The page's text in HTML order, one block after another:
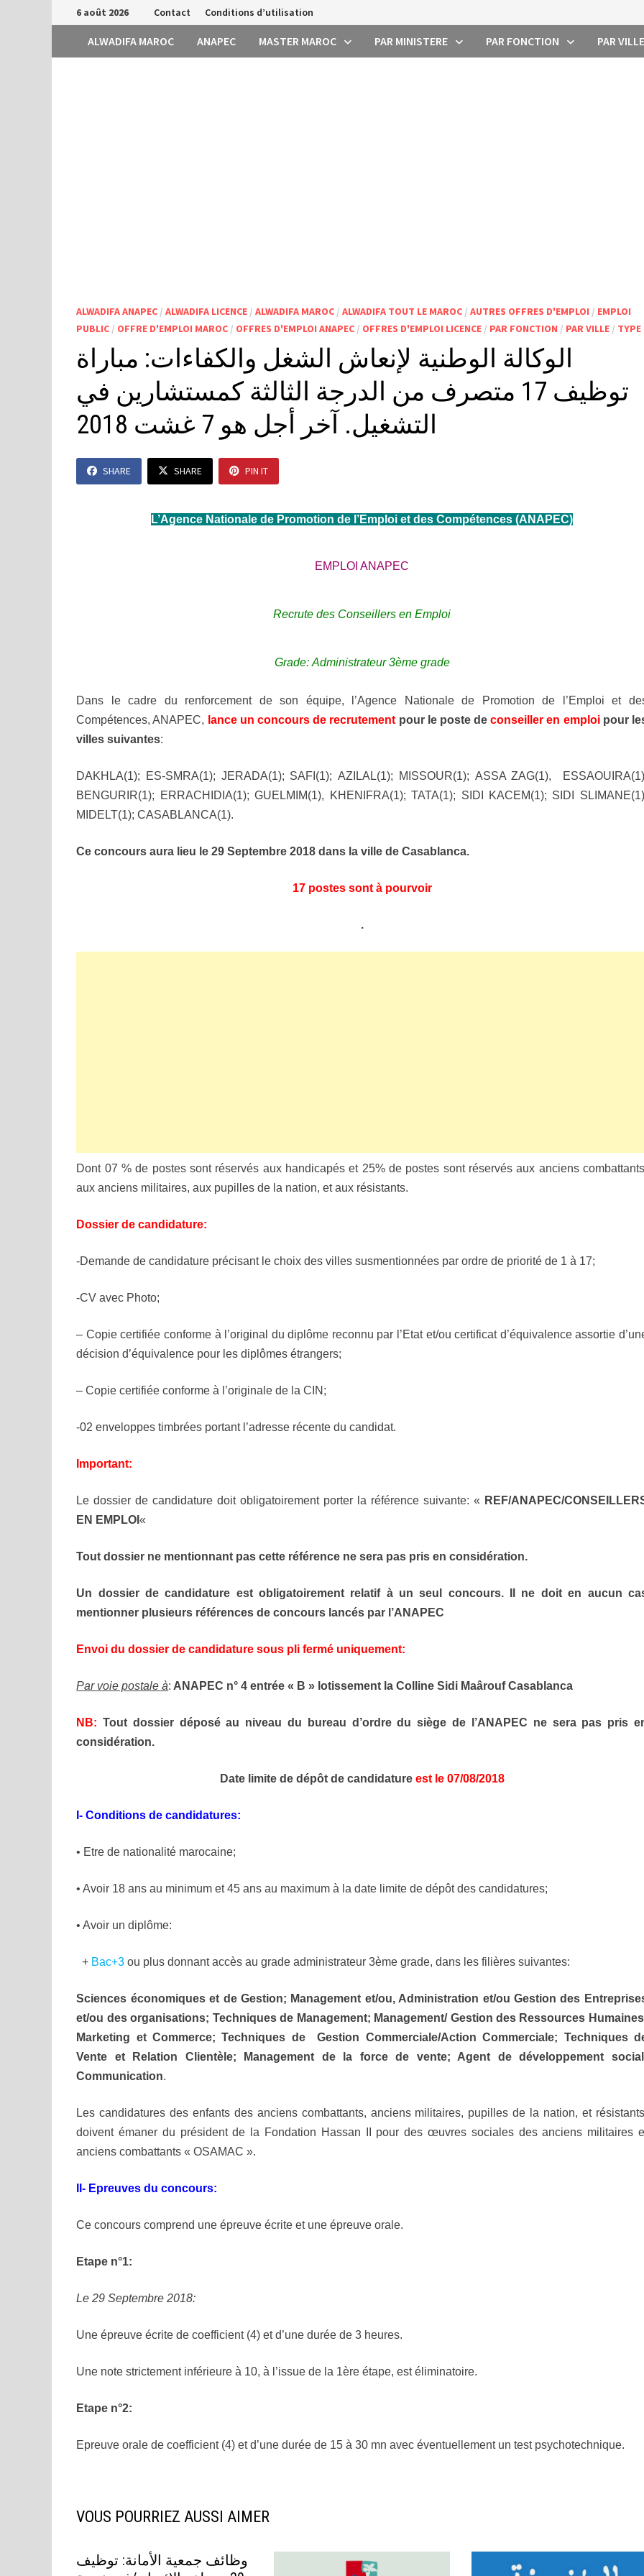
Passer
au
contenu
6 août 2026 Contact Conditions d’utilisation
ALWADIFA MAROC ANAPEC MASTER MAROC PAR MINISTERE PAR FONCTION PAR
ALWADIFA ANAPEC /ALWADIFA LICENCE /ALWADIFA MAROC /ALWADIFA TOUT LE MAROC /AUTRES OFFRES D'EMPLOI / EMPLOI
PUBLIC / OFFRE D'EMPLOI MAROC / OFFRES D'EMPLOI ANAPEC / OFFRES D'EMPLOI LICENCE / PAR FONCTION / PAR VILLE / TYPE
الوكالة الوطنية لإنعاش الشغل والكفاءات: مباراة
توظيف 17 متصرف من الدرجة الثالثة كمستشارين في
التشغيل. آخر أجل هو 7 غشت 2018
SHARE SHARE PIN IT
L’Agence Nationale de Promotion de l’Emploi et des Compétences (ANAPEC)
EMPLOI ANAPEC
Recrutedes Conseillers en Emploi
Grade: Administrateur 3ème grade
Dans le cadre du renforcement de son équipe, l’Agence Nationale de Promotion de l’Emploi et
Compétences, ANAPEC, lance un concours de recrutement pour le poste deconseiller en emploi pour
villes suivantes:
DAKHLA(1); ES-SMRA(1); JERADA(1); SAFI(1);AZILAL(1); MISSOUR(1); ASSA ZAG(1),
BENGURIR(1); ERRACHIDIA(1); GUELMIM(1), KHENIFRA(1); TATA(1); SIDI KACEM(1); SIDI
MIDELT(1); CASABLANCA(1).
Ce concours aura lieu le 29 Septembre 2018 dans la ville de Casablanca.
17 postes sont à pourvoir
.
Dont 07 % de postes sont réservés aux handicapés et 25% de postes sont réservés aux anciens
aux anciens militaires, aux pupilles de la nation, et aux résistants.
Dossier de candidature:
-Demande de candidature précisant le choix des villes susmentionnées par ordre de priorité de 1 à 17;
-CV avec Photo;
– Copie certifiée conforme à l’original du diplôme reconnu par l’Etat et/ou certificat d’équivalence assortie
décision d’équivalence pour les diplômes étrangers;
– Copie certifiée conforme à l’originale de la CIN;
-02 enveloppes timbrées portant l’adresse récente du candidat.
Important:
Le dossier de candidature doit obligatoirement porter la référence suivante: « REF/ANAPEC/
EN EMPLOI«
Tout dossier ne mentionnant pas cette référence ne sera pas pris en considération.
Un dossier de candidature est obligatoirement relatif à un seul concours. Il ne doit en aucun
mentionner plusieurs références de concours lancés par l’ANAPEC
Envoi du dossier de candidature sous pli fermé uniquement:
Par voie postale à: ANAPEC n° 4 entrée « B » lotissement la Colline Sidi Maârouf Casablanca
NB: Tout dossier déposé au niveau du bureau d’ordre du siège de l’ANAPEC ne sera pas pris
considération.
Date limite de dépôt de candidature est le 07/08/2018
I- Conditions de candidatures:
• Etre de nationalité marocaine;
• Avoir 18 ans au minimum et 45 ans au maximum à la date limite de dépôt des candidatures;
• Avoir un diplôme:
+ Bac+3 ou plus donnant accès au grade administrateur 3ème grade, dans les filières suivantes:
Sciences économiques et de Gestion; Management et/ou, Administration et/ou Gestion des
et/ou des organisations; Techniques de Management; Management/ Gestion des Ressources
Marketing et Commerce; Techniques de Gestion Commerciale/Action Commerciale; Techniques
Vente et Relation Clientèle; Management de la force de vente; Agent de développement
Communication.
Les candidatures des enfants des anciens combattants, anciens militaires, pupilles de la nation, et
doivent émaner du président de la Fondation Hassan II pour des œuvres sociales des anciens militaires
anciens combattants « OSAMAC ».
II- Epreuves du concours:
Ce concours comprend une épreuve écrite et une épreuve orale.
Etape n°1:
Le 29 Septembre 2018:
Une épreuve écrite de coefficient (4) et d’une durée de 3 heures.
Une note strictement inférieure à 10, à l’issue de la 1ère étape, est éliminatoire.
Etape n°2:
Epreuve orale de coefficient (4) et d’une durée de 15 à 30 mn avec éventuellement un test psychotechnique.
VOUS POURRIEZ AUSSI AIMER
وظائف جمعية الأمانة: توظيف